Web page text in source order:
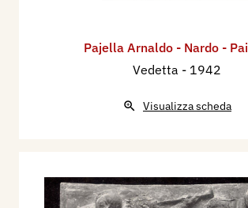
Pajella Arnaldo - Nardo -
Vedetta - 1942
Visualizza scheda